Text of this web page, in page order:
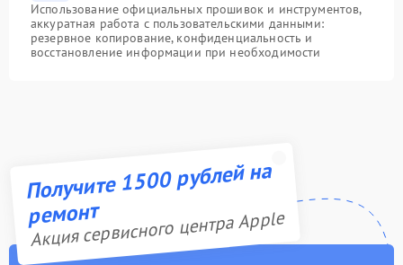
Использование официальных прошивок и инструментов,
аккуратная работа с пользовательскими данными:
резервное копирование, конфиденциальность и
восстановление информации при необходимости
Получите 1500 рублей на
ремонт
Акция сервисного центра Apple